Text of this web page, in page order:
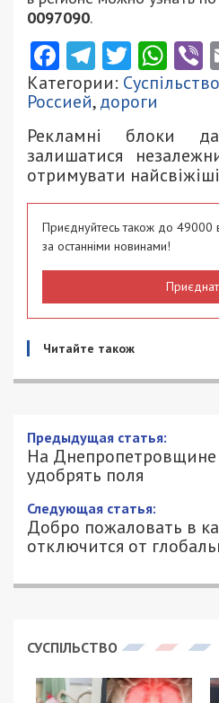
0097090.
Facebook
Telegram
Twitter
Категории: Суспільство
Россией,дороги
Рекламні блоки
залишатися
отримувати
Приєднуйтесь також до 49000
за останніми новинами!
Читайте також
На Днепропетровщине
удобрять поля
7/03/2022 -
АЛЕКСЕЙ ВАЛЕНКО -
ДЛЯ
Фермеры
Скорук, глава постоянной
развития села областного